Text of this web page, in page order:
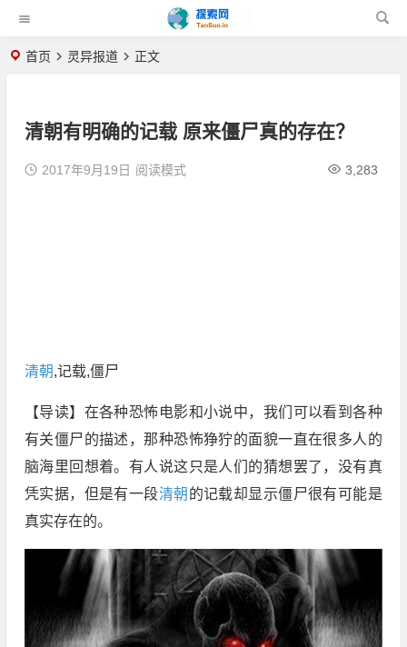
首页 灵异报道 正文
清朝有明确的记载 原来僵尸真的存在？
2017年9月19日 3,283
阅读模式
清朝,记载,僵尸
【导读】在各种恐怖电影和小说中，我们可以看到各种
有关僵尸的描述，那种恐怖狰狞的面貌一直在很多人的
脑海里回想着。有人说这只是人们的猜想罢了，没有真
凭实据，但是有一段清朝 的记载却显示僵尸很有可能是
真实存在的。